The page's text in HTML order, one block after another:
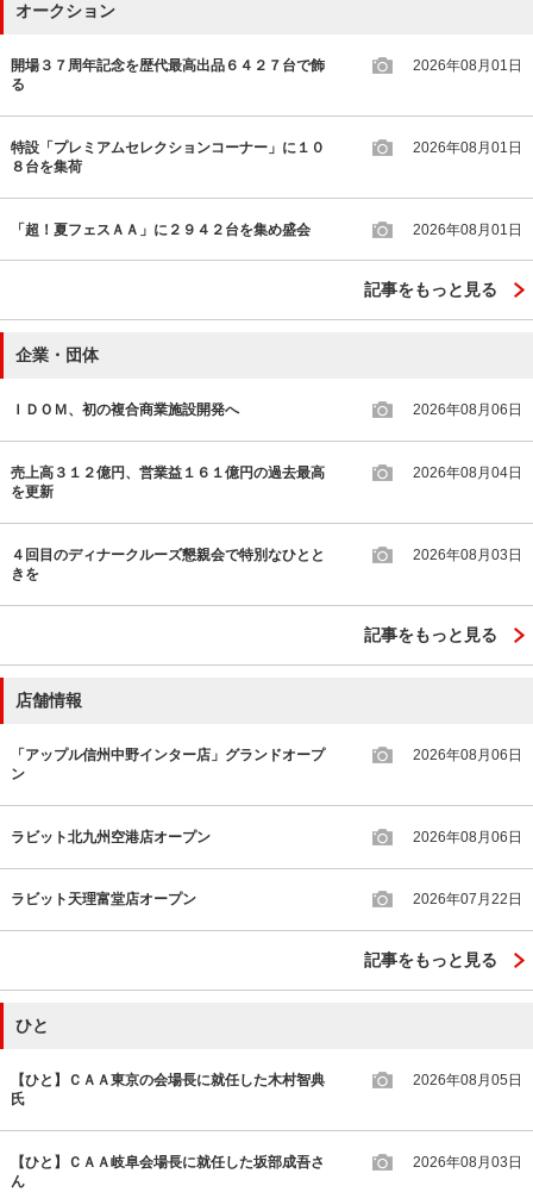
オークション
開場３７周年記念を歴代最高出品６４２７台で飾
る
2026年08月01日
特設「プレミアムセレクションコーナー」に１０
８台を集荷
2026年08月01日
「超！夏フェスＡＡ」に２９４２台を集め盛会 2026年08月01日
記事をもっと見る
企業・団体
ＩＤＯＭ、初の複合商業施設開発へ 2026年08月06日
売上高３１２億円、営業益１６１億円の過去最高
を更新
2026年08月04日
４回目のディナークルーズ懇親会で特別なひとと
きを
2026年08月03日
記事をもっと見る
店舗情報
「アップル信州中野インター店」グランドオープ
ン
2026年08月06日
ラビット北九州空港店オープン 2026年08月06日
ラビット天理富堂店オープン 2026年07月22日
記事をもっと見る
ひと
【ひと】ＣＡＡ東京の会場長に就任した木村智典
氏
2026年08月05日
【ひと】ＣＡＡ岐阜会場長に就任した坂部成吾さ
ん
2026年08月03日